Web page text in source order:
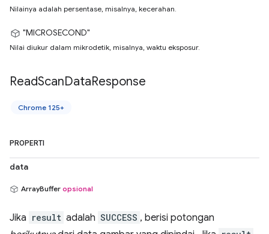
Nilainya adalah persentase, misalnya, kecerahan.
"MICROSECOND"
Nilai diukur dalam mikrodetik, misalnya, waktu eksposur.
ReadScanDataResponse
Chrome 125+
PROPERTI
data
ArrayBuffer opsional
Jika result adalah SUCCESS , berisi potongan